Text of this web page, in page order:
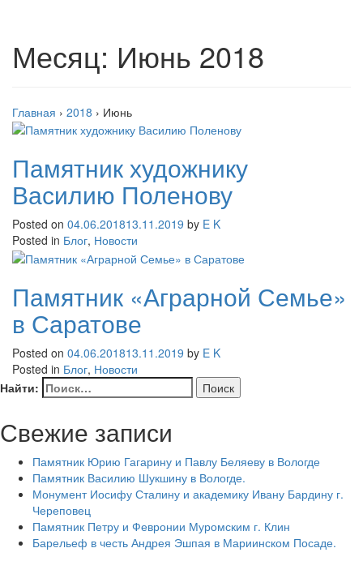
Месяц: Июнь 2018
Главная › 2018 › Июнь
Памятник художнику
Василию Поленову
Posted on 04.06.201813.11.2019 by E K
Posted in Блог, Новости
Памятник «Аграрной Семье»
в Саратове
Posted on 04.06.201813.11.2019 by E K
Posted in Блог, Новости
Найти:
Свежие записи
Памятник Юрию Гагарину и Павлу Беляеву в Вологде
Памятник Василию Шукшину в Вологде.
Монумент Иосифу Сталину и академику Ивану Бардину г.
Череповец
Памятник Петру и Февронии Муромским г. Клин
Барельеф в честь Андрея Эшпая в Мариинском Посаде.